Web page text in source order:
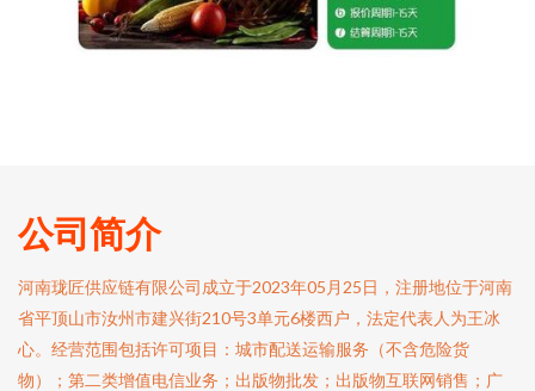
公司简介
河南珑匠供应链有限公司成立于2023年05月25日，注册地位于河南
省平顶山市汝州市建兴街210号3单元6楼西户，法定代表人为王冰
心。经营范围包括许可项目：城市配送运输服务（不含危险货
物）；第二类增值电信业务；出版物批发；出版物互联网销售；广